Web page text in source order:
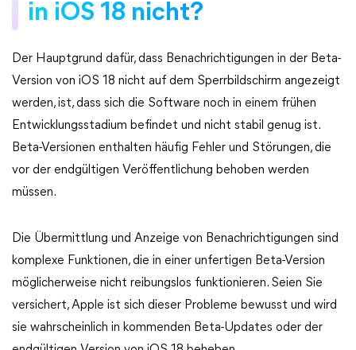
in iOS 18 nicht?
Der Hauptgrund dafür, dass Benachrichtigungen in der Beta-
Version von iOS 18 nicht auf dem Sperrbildschirm angezeigt
werden, ist, dass sich die Software noch in einem frühen
Entwicklungsstadium befindet und nicht stabil genug ist.
Beta-Versionen enthalten häufig Fehler und Störungen, die
vor der endgültigen Veröffentlichung behoben werden
müssen.
Die Übermittlung und Anzeige von Benachrichtigungen sind
komplexe Funktionen, die in einer unfertigen Beta-Version
möglicherweise nicht reibungslos funktionieren. Seien Sie
versichert, Apple ist sich dieser Probleme bewusst und wird
sie wahrscheinlich in kommenden Beta-Updates oder der